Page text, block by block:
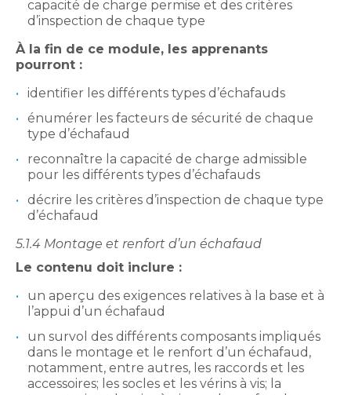
capacité de charge permise et des critères
d’inspection de chaque type
À la fin de ce module, les apprenants
pourront :
identifier les différents types d’échafauds
énumérer les facteurs de sécurité de chaque
type d’échafaud
reconnaître la capacité de charge admissible
pour les différents types d’échafauds
décrire les critères d’inspection de chaque type
d’échafaud
5.1.4 Montage et renfort d’un échafaud
Le contenu doit inclure :
un aperçu des exigences relatives à la base et à
l’appui d’un échafaud
un survol des différents composants impliqués
dans le montage et le renfort d’un échafaud,
notamment, entre autres, les raccords et les
accessoires; les socles et les vérins à vis; la